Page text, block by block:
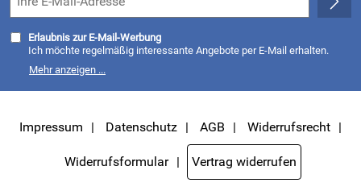
Erlaubnis zur E-Mail-Werbung
Ich möchte regelmäßig interessante Angebote per E-Mail erhalten.
Meine E-Mail-Adresse wird nicht an andere Unternehmen
weitergegeben. Zu statistischen Zwecken wird in anonymer Form
kann ich jederzeit mit Wirkung für die Zukunft widerrufen, indem ich
den Link "Abmelden" am Ende des Newsletters anklicke oder die Option
Newsletter im Mitgliederbereich deaktiviere. DieDatenschutzerklärung
habe ich zur Kenntnis genommen.
Mehr anzeigen ...
Impressum Datenschutz AGB Widerrufsrecht
Widerrufsformular Vertrag widerrufen